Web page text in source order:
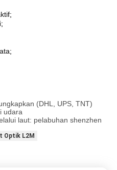
(DHL, UPS, TNT)
udara
laut: pelabuhan shenzhen
Optik L2M